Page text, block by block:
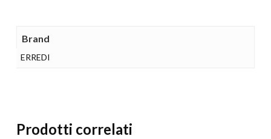
Brand
ERREDI
Prodotti correlati